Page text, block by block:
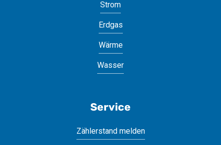
Strom
Erdgas
Wärme
Wasser
Service
Zählerstand melden